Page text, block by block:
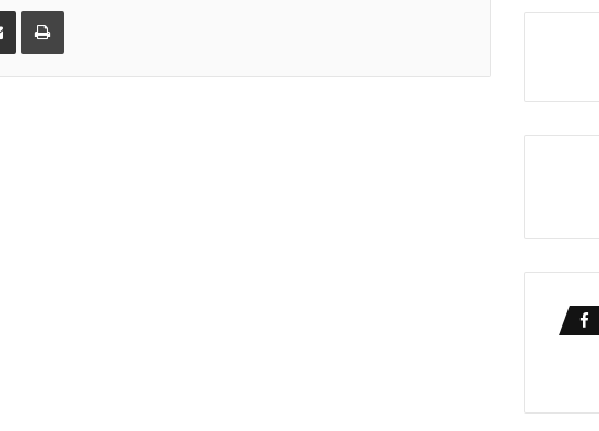
Compartir por correo electrónicoImprimir